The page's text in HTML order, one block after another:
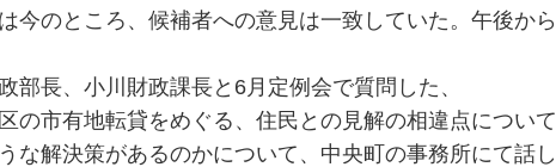
今のところ、候補者への意見は一致していた。午後から
部長、小川財政課長と6月定例会で質問した、
の市有地転貸をめぐる、住民との見解の相違点について
な解決策があるのかについて、中央町の事務所にて話し